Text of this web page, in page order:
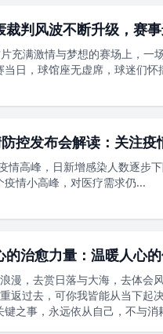
裁判风波不断升级，赛
充满激情与梦想的赛场上，一
当日，球馆座无虚席，球迷们怀
控发布会解读：关注疫
情高峰，日新增感染人数逐步
疫情小高峰，对医疗需求仍...
的治愈力量：温暖人心
漫，去赏日落与大海，去体会
返过去，可你我皆能从当下起
之事，永远依从自己，不与消